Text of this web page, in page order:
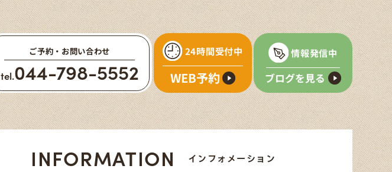
ご予約・お問い合わせ
tel.044-798-5552
24時間受付中
WEB予約
情報発信中
ブログを見る
INFORMATION インフォメーション